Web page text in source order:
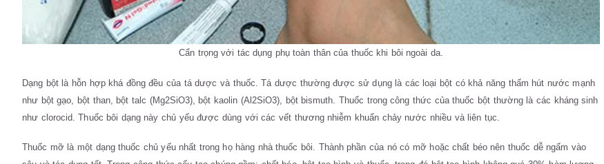
Cẩn trọng với tác dụng phụ toàn thân của thuốc khi bôi ngoài da.
Dạng bột là hỗn hợp khá đồng đều của tá dược và thuốc. Tá dược thường được sử dụng là các loại bột có khả năng thấm hút nước mạnh
như bột gạo, bột than, bột talc (Mg2SiO3), bột kaolin (Al2SiO3), bột bismuth. Thuốc trong công thức của thuốc bột thường là các kháng sinh
như clorocid. Thuốc bôi dạng này chủ yếu được dùng với các vết thương nhiễm khuẩn chảy nước nhiều và liên tục.
Thuốc mỡ là một dạng thuốc chủ yếu nhất trong họ hàng nhà thuốc bôi. Thành phần của nó có mỡ hoặc chất béo nên thuốc dễ ngấm vào